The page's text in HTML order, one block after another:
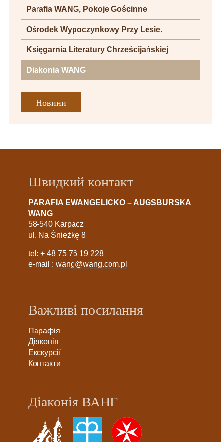
Parafia WANG, Pokoje Gościnne
Ośrodek Wypoczynkowy Przy Lesie.
Księgarnia Literatury Chrześcijańskiej
Diakonia WANG
Новини
Швидкий контакт
PARAFIA EWANGELICKO – AUGSBURSKA
WANG
58-540 Karpacz
ul. Na Śnieżkę 8
tel: + 48 75 76 19 228
e-mail : wang@wang.com.pl
Важливі посилання
Парафія
Діяконія
Екскурсії
Контакти
Діаконія ВАНГ